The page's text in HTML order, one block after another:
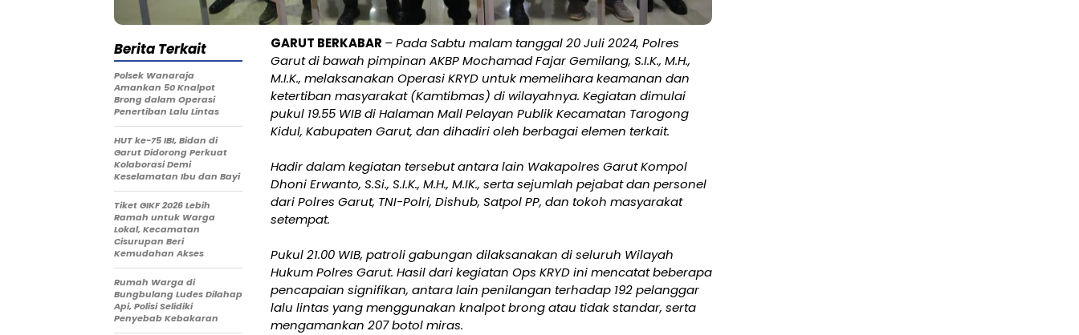
GARUT BERKABAR – Pada Sabtu malam tanggal 20 Juli 2024, Polres
Garut di bawah pimpinan AKBP Mochamad Fajar Gemilang, S.I.K., M.H.,
M.I.K., melaksanakan Operasi KRYD untuk memelihara keamanan dan
ketertiban masyarakat (Kamtibmas) di wilayahnya. Kegiatan dimulai
pukul 19.55 WIB di Halaman Mall Pelayan Publik Kecamatan Tarogong
Kidul, Kabupaten Garut, dan dihadiri oleh berbagai elemen terkait.
Hadir dalam kegiatan tersebut antara lain Wakapolres Garut Kompol
Dhoni Erwanto, S.Si., S.I.K., M.H., M.IK., serta sejumlah pejabat dan personel
dari Polres Garut, TNI-Polri, Dishub, Satpol PP, dan tokoh masyarakat
setempat.
Pukul 21.00 WIB, patroli gabungan dilaksanakan di seluruh Wilayah
Hukum Polres Garut. Hasil dari kegiatan Ops KRYD ini mencatat beberapa
pencapaian signifikan, antara lain penilangan terhadap 192 pelanggar
lalu lintas yang menggunakan knalpot brong atau tidak standar, serta
mengamankan 207 botol miras.
Berita Terkait
Polsek Wanaraja
Amankan 50 Knalpot
Brong dalam Operasi
Penertiban Lalu Lintas
HUT ke-75 IBI, Bidan di
Garut Didorong Perkuat
Kolaborasi Demi
Keselamatan Ibu dan Bayi
Tiket GIKF 2026 Lebih
Ramah untuk Warga
Lokal, Kecamatan
Cisurupan Beri
Kemudahan Akses
Rumah Warga di
Bungbulang Ludes Dilahap
Api, Polisi Selidiki
Penyebab Kebakaran